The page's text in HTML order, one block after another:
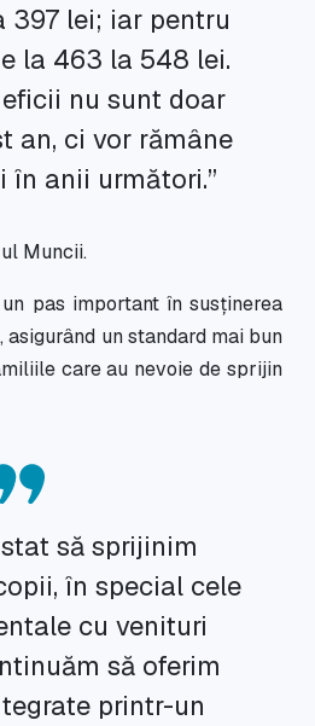
397 lei; iar pentru
la 463 la 548 lei.
nu sunt doar
an, ci vor rămâne
în anii următori.”
Muncii.
pas important în susținerea
un standard mai bun
care au nevoie de sprijin
să sprijinim
în special cele
cu venituri
să oferim
printr-un